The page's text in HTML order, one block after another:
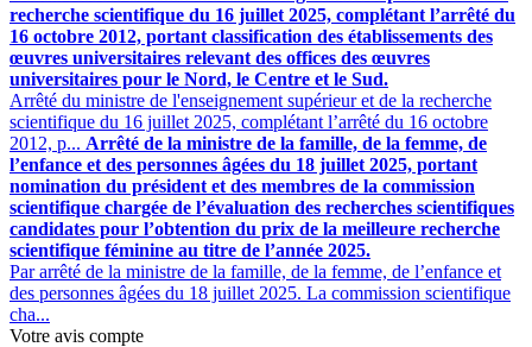
recherche scientifique du 16 juillet 2025, complétant l’arrêté du
16 octobre 2012, portant classification des établissements des
œuvres universitaires relevant des offices des œuvres
universitaires pour le Nord, le Centre et le Sud.
Arrêté du ministre de l'enseignement supérieur et de la recherche
scientifique du 16 juillet 2025, complétant l’arrêté du 16 octobre
2012, p... Arrêté de la ministre de la famille, de la femme, de
l’enfance et des personnes âgées du 18 juillet 2025, portant
nomination du président et des membres de la commission
scientifique chargée de l’évaluation des recherches scientifiques
candidates pour l’obtention du prix de la meilleure recherche
scientifique féminine au titre de l’année 2025.
Par arrêté de la ministre de la famille, de la femme, de l’enfance et
des personnes âgées du 18 juillet 2025. La commission scientifique
cha...
Votre avis compte